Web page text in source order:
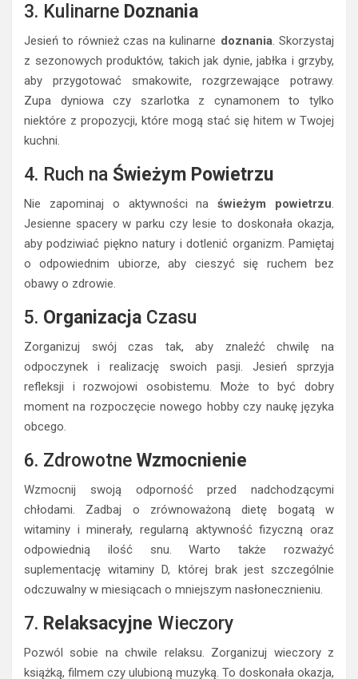
3. Kulinarne Doznania
Jesień to również czas na kulinarne doznania. Skorzystaj
z sezonowych produktów, takich jak dynie, jabłka i grzyby,
aby przygotować smakowite, rozgrzewające potrawy.
Zupa dyniowa czy szarlotka z cynamonem to tylko
niektóre z propozycji, które mogą stać się hitem w Twojej
kuchni.
4. Ruch na Świeżym Powietrzu
Nie zapominaj o aktywności naświeżym powietrzu.
Jesienne spacery w parku czy lesie to doskonała okazja,
aby podziwiać piękno natury i dotlenić organizm. Pamiętaj
o odpowiednim ubiorze, aby cieszyć się ruchem bez
obawy o zdrowie.
5. Organizacja Czasu
Zorganizuj swój czas tak, aby znaleźć chwilę na
odpoczynek i realizację swoich pasji. Jesień sprzyja
refleksji i rozwojowi osobistemu. Może to być dobry
moment na rozpoczęcie nowego hobby czy naukę języka
obcego.
6. Zdrowotne Wzmocnienie
Wzmocnij swoją odporność przed nadchodzącymi
chłodami. Zadbaj o zrównoważoną dietę bogatą w
witaminy i minerały, regularną aktywność fizyczną oraz
odpowiednią ilość snu. Warto także rozważyć
suplementację witaminy D, której brak jest szczególnie
odczuwalny w miesiącach o mniejszym nasłonecznieniu.
7. Relaksacyjne Wieczory
Pozwól sobie na chwile relaksu. Zorganizuj wieczory z
książką, filmem czy ulubioną muzyką. To doskonała okazja,